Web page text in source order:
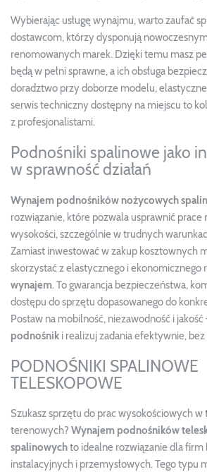
Wybierając usługę wynajmu, warto zaufać
dostawcom, którzy dysponują
renomowanych marek. Dzięki temu masz
będą w pełni sprawne, a ich obsługa
doradztwo przy doborze modelu,
serwis techniczny dostępny na miejscu to
z profesjonalistami.
Podnośniki spalinowe jako
w sprawność działań
Wynajem podnośników nożycowych
rozwiązanie, które pozwala usprawnić prace
wysokości, szczególnie w trudnych
Zamiast inwestować w zakup kosztownych
skorzystać z elastycznego i ekonomicznego
wynajem. To gwarancja bezpieczeństwa,
dostępu do sprzętu dopasowanego do
Postaw na mobilność, niezawodność i jakość
podnośnik i realizuj zadania efektywnie,
PODNOŚNIKI SPALINOWE
TELESKOPOWE
Szukasz sprzętu do prac wysokościowych
terenowych? Wynajem podnośników
spalinowych to idealne rozwiązanie dla firm
instalacyjnych i przemysłowych. Tego typu